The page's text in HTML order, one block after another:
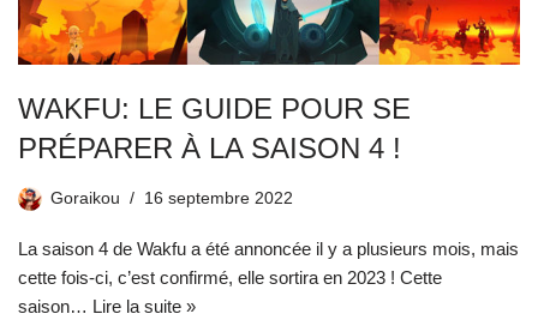
WAKFU: LE GUIDE POUR SE
PRÉPARER À LA SAISON 4 !
Goraikou 16 septembre 2022
La saison 4 de Wakfu a été annoncée il y a plusieurs mois, mais
cette fois-ci, c’est confirmé, elle sortira en 2023 ! Cette
saison… Lire la suite »